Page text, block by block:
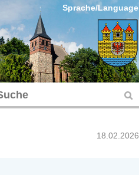
Sprache/Language
18.02.2026